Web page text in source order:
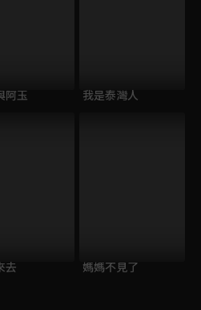
阿玉 我是泰灣人
去 媽媽不見了